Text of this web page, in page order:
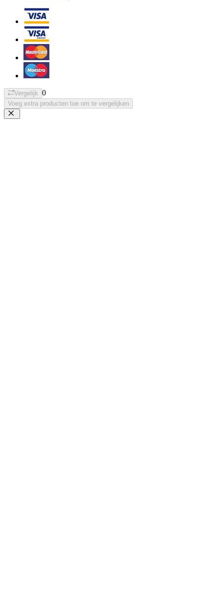
Vergelijk 0
Voeg extra producten toe om te vergelijken